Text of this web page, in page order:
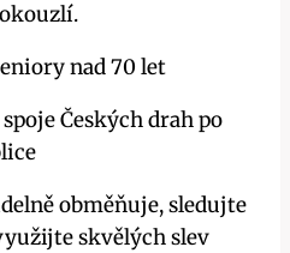
nad 70 let
Českých drah po
obměňuje, sledujte
skvělých slev